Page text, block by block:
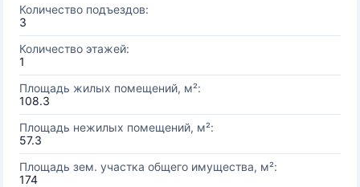
Количество подъездов:
3
Количество этажей:
1
Площадь жилых помещений, м²:
108.3
Площадь нежилых помещений, м²:
57.3
Площадь зем. участка общего имущества, м²:
174